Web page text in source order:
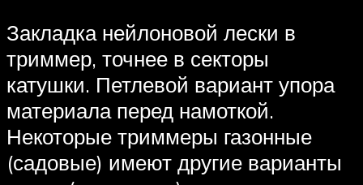
Закладка нейлоновой лески в
триммер, точнее в секторы
катушки. Петлевой вариант упора
материала перед намоткой.
Некоторые триммеры газонные
(садовые) имеют другие варианты